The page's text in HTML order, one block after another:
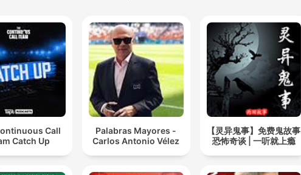
Call
Catch Up
Palabras Mayores -
Carlos Antonio Vélez
【灵异鬼事】免费鬼故事
恐怖奇谈 | 一听就上瘾